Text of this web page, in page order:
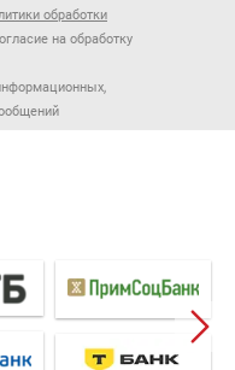
обработки
на обработку